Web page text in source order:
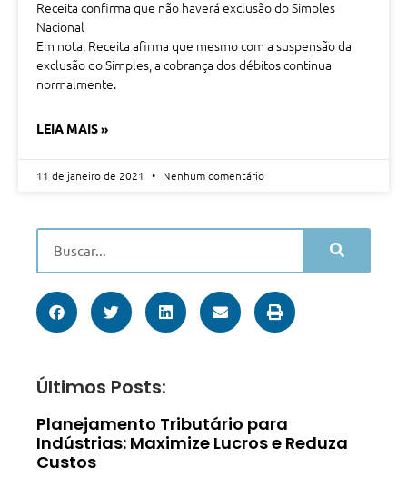
Receita confirma que não haverá exclusão do Simples
Nacional
Em nota, Receita afirma que mesmo com a suspensão da
exclusão do Simples, a cobrança dos débitos continua
normalmente.
LEIA MAIS »
11 de janeiro de 2021 Nenhum comentário
Últimos Posts:
Planejamento Tributário para
Indústrias: Maximize Lucros e Reduza
Custos